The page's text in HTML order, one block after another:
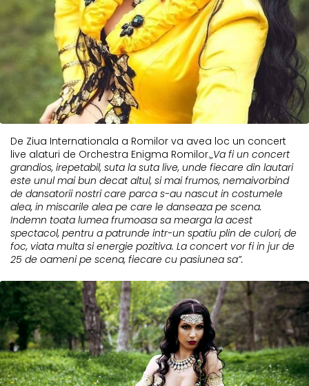
De Ziua Internationala a Romilor va avea loc un concert
live alaturi de Orchestra Enigma Romilor.„Va fi un concert
grandios, irepetabil, suta la suta live, unde fiecare din lautari
este unul mai bun decat altul, si mai frumos, nemaivorbind
de dansatorii nostri care parca s-au nascut in costumele
alea, in miscarile alea pe care le danseaza pe scena.
Indemn toata lumea frumoasa sa mearga la acest
spectacol, pentru a patrunde intr-un spatiu plin de culori, de
foc, viata multa si energie pozitiva. La concert vor fi in jur de
25 de oameni pe scena, fiecare cu pasiunea sa”.